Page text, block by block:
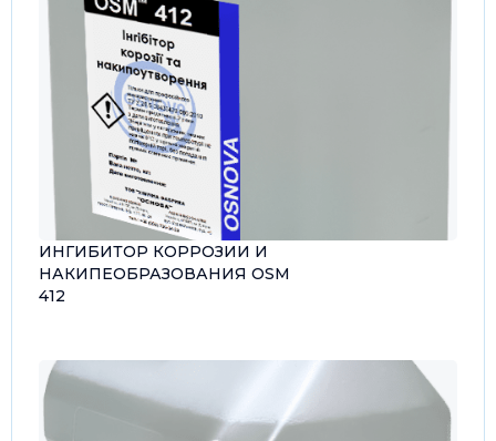
ИНГИБИТОР КОРРОЗИИ И
НАКИПЕОБРАЗОВАНИЯ OSM
412